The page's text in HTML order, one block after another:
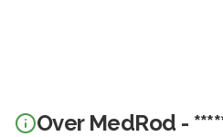
Over MedRod -